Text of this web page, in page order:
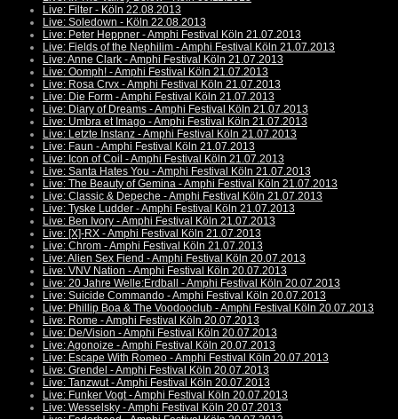
Live: Filter - Köln 22.08.2013
Live: Soledown - Köln 22.08.2013
Live: Peter Heppner - Amphi Festival Köln 21.07.2013
Live: Fields of the Nephilim - Amphi Festival Köln 21.07.2013
Live: Anne Clark - Amphi Festival Köln 21.07.2013
Live: Oomph! - Amphi Festival Köln 21.07.2013
Live: Rosa Crvx - Amphi Festival Köln 21.07.2013
Live: Die Form - Amphi Festival Köln 21.07.2013
Live: Diary of Dreams - Amphi Festival Köln 21.07.2013
Live: Umbra et Imago - Amphi Festival Köln 21.07.2013
Live: Letzte Instanz - Amphi Festival Köln 21.07.2013
Live: Faun - Amphi Festival Köln 21.07.2013
Live: Icon of Coil - Amphi Festival Köln 21.07.2013
Live: Santa Hates You - Amphi Festival Köln 21.07.2013
Live: The Beauty of Gemina - Amphi Festival Köln 21.07.2013
Live: Classic & Depeche - Amphi Festival Köln 21.07.2013
Live: Tyske Ludder - Amphi Festival Köln 21.07.2013
Live: Ben Ivory - Amphi Festival Köln 21.07.2013
Live: [X]-RX - Amphi Festival Köln 21.07.2013
Live: Chrom - Amphi Festival Köln 21.07.2013
Live: Alien Sex Fiend - Amphi Festival Köln 20.07.2013
Live: VNV Nation - Amphi Festival Köln 20.07.2013
Live: 20 Jahre Welle:Erdball - Amphi Festival Köln 20.07.2013
Live: Suicide Commando - Amphi Festival Köln 20.07.2013
Live: Phillip Boa & The Voodooclub - Amphi Festival Köln 20.07.2013
Live: Rome - Amphi Festival Köln 20.07.2013
Live: De/Vision - Amphi Festival Köln 20.07.2013
Live: Agonoize - Amphi Festival Köln 20.07.2013
Live: Escape With Romeo - Amphi Festival Köln 20.07.2013
Live: Grendel - Amphi Festival Köln 20.07.2013
Live: Tanzwut - Amphi Festival Köln 20.07.2013
Live: Funker Vogt - Amphi Festival Köln 20.07.2013
Live: Wesselsky - Amphi Festival Köln 20.07.2013